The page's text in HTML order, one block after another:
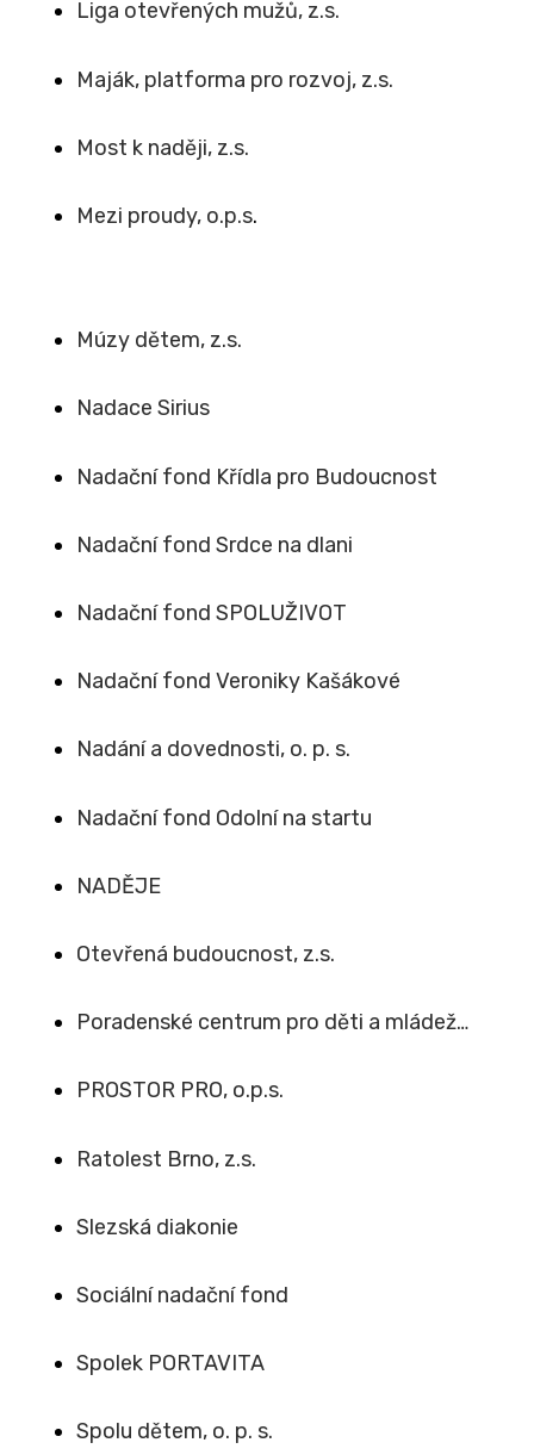
Liga otevřených mužů, z.s.
Maják, platforma pro rozvoj, z.s.
Most k naději, z.s.
Mezi proudy, o.p.s.
Múzy dětem, z.s.
Nadace Sirius
Nadační fond Křídla pro Budoucnost
Nadační fond Srdce na dlani
Nadační fond SPOLUŽIVOT
Nadační fond Veroniky Kašákové
Nadání a dovednosti, o. p. s.
Nadační fond Odolní na startu
NADĚJE
Otevřená budoucnost, z.s.
Poradenské centrum pro děti a mládež…
PROSTOR PRO, o.p.s.
Ratolest Brno, z.s.
Slezská diakonie
Sociální nadační fond
Spolek PORTAVITA
Spolu dětem, o. p. s.